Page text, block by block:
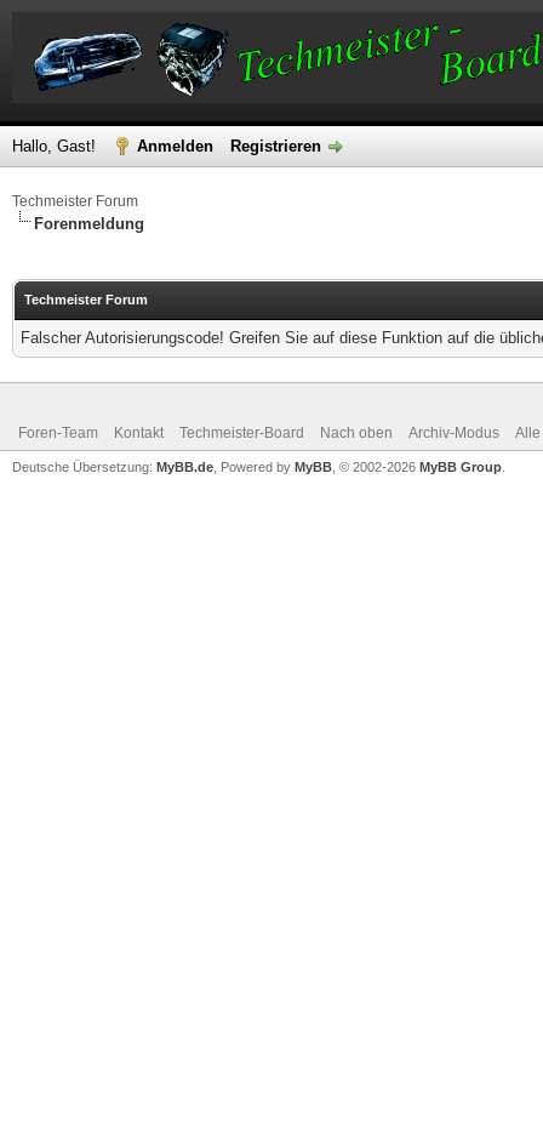
Hallo, Gast! Anmelden Registrieren
Techmeister Forum
Forenmeldung
Techmeister Forum
Falscher Autorisierungscode! Greifen Sie auf diese Funktion auf die
Foren-Team Kontakt Techmeister-Board Nach oben Archiv-Modus Alle
Deutsche Übersetzung: MyBB.de , Powered by MyBB , © 2002-2026 MyBB Group